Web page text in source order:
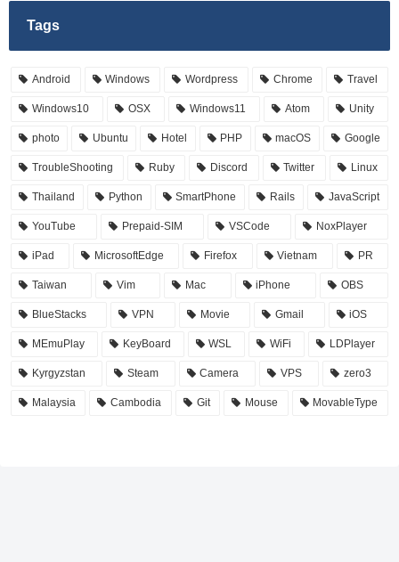
Tags
Android Windows Wordpress Chrome Travel
Windows10 OSX Windows11 Atom Unity
photo Ubuntu Hotel PHP macOS Google
TroubleShooting Ruby Discord Twitter Linux
Thailand Python SmartPhone Rails JavaScript
YouTube Prepaid-SIM VSCode NoxPlayer
iPad MicrosoftEdge Firefox Vietnam PR
Taiwan Vim Mac iPhone OBS
BlueStacks VPN Movie Gmail iOS
MEmuPlay KeyBoard WSL WiFi LDPlayer
Kyrgyzstan Steam Camera VPS zero3
Malaysia Cambodia Git Mouse MovableType